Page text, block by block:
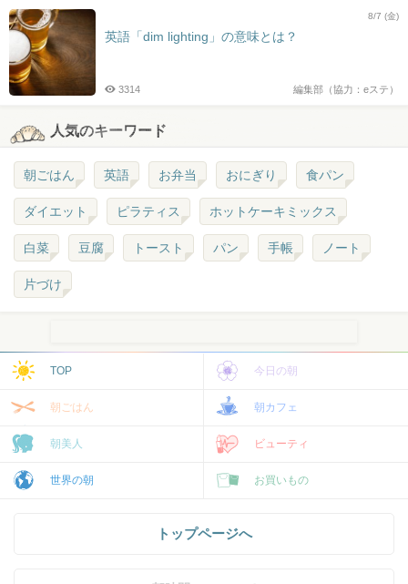
8/7 (金)
英語「dim lighting」の意味とは？
編集部（協力：eステ）
3314
人気のキーワード
朝ごはん 英語 お弁当 おにぎり 食パン
ダイエット ピラティス ホットケーキミックス
白菜 豆腐 トースト パン 手帳 ノート
片づけ
TOP 今日の朝
朝ごはん 朝カフェ
朝美人 ビューティ
世界の朝 お買いもの
トップページへ